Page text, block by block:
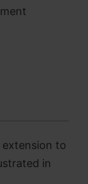
to
in